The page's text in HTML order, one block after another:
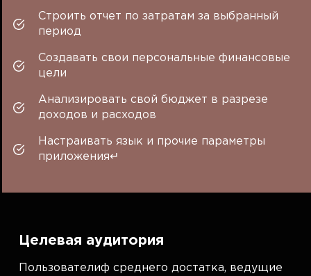
Строить отчет по затратам за выбранный
период
Создавать свои персональные финансовые
цели
Анализировать свой бюджет в разрезе
доходов и расходов
Настраивать язык и прочие параметры
приложения↵
Целевая аудитория
Пользователиф среднего достатка, ведущие